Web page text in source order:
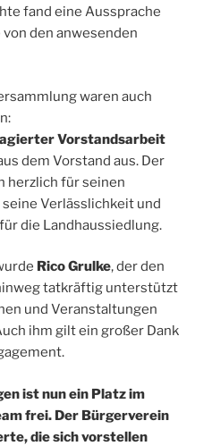
fand eine Aussprache
den anwesenden
waren auch
Vorstandsarbeit
dem Vorstand aus. Der
herzlich für seinen
Verlässlichkeit und
die Landhaussiedlung.
Rico Grulke, der den
tatkräftig unterstützt
und Veranstaltungen
ihm gilt ein großer Dank
ist nun ein Platz im
frei. Der Bürgerverein
die sich vorstellen